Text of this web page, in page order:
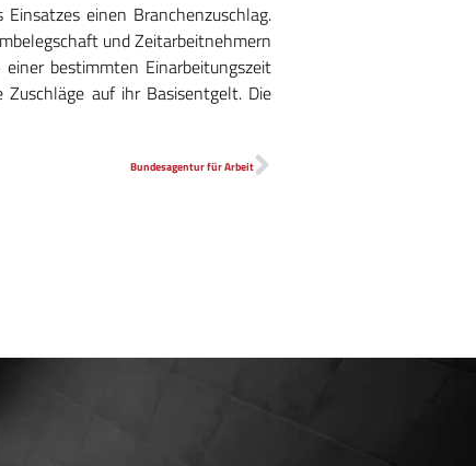
einen Branchenzuschlag.
und Zeitarbeitnehmern
bestimmten Einarbeitungszeit
auf ihr Basisentgelt. Die
Bundesagentur für Arbeit